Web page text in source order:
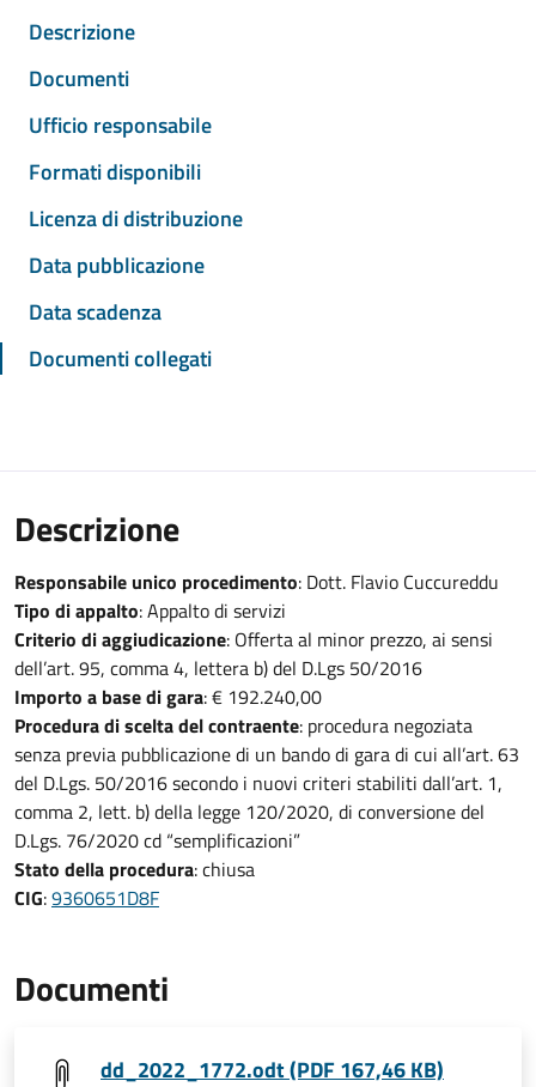
Descrizione
Documenti
Ufficio responsabile
Formati disponibili
Licenza di distribuzione
Data pubblicazione
Data scadenza
Documenti collegati
Descrizione
Responsabile unico procedimento: Dott. Flavio Cuccureddu
Tipo di appalto: Appalto di servizi
Criterio di aggiudicazione: Offerta al minor prezzo, ai sensi
dell’art. 95, comma 4, lettera b) del D.Lgs 50/2016
Importo a base di gara: € 192.240,00
Procedura di scelta del contraente: procedura negoziata
senza previa pubblicazione di un bando di gara di cui all’art. 63
del D.Lgs. 50/2016 secondo i nuovi criteri stabiliti dall’art. 1,
comma 2, lett. b) della legge 120/2020, di conversione del
D.Lgs. 76/2020 cd “semplificazioni”
Stato della procedura: chiusa
CIG:9360651D8F
Documenti
dd_2022_1772.odt (PDF 167,46 KB)